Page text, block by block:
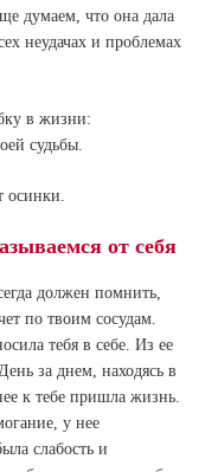
думаем, что она дала
неудачах и проблемах
в жизни:
судьбы.
осинки.
от себя
должен помнить,
по твоим сосудам.
тебя в себе. Из ее
за днем, находясь в
к тебе пришла жизнь.
у нее
слабость и